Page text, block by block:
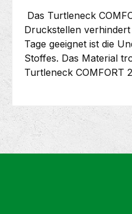
Das Turtleneck
Druckstellen
Tage geeignet ist die
Stoffes. Das Material
Turtleneck COMFORT